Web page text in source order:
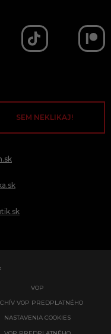
SEM NEKLIKAJ!
VOP
VOP PREDPLATNÉHO
NASTAVENIA COOKIES